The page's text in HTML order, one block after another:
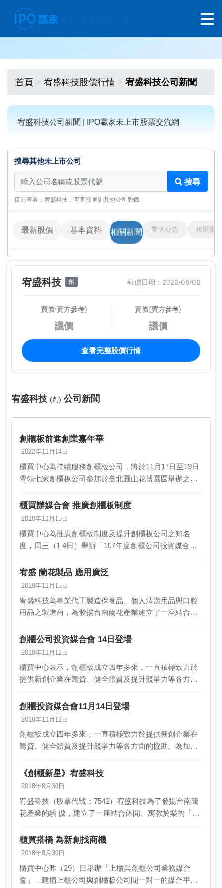
首頁 宥盛科技股價行情 宥盛科技公司新聞
宥盛科技公司新聞 | IPO贏家未上市股票交流網
搜尋其他未上市公司
搜尋其他未上市公司
搜尋
目前查看：宥盛科技，可直接查詢其他公司股價
最新股價 基本資料 相關新聞 重大公告 相關影
宥盛科技 創 報價日期：2026/08/08
買價(賣方參考)
議價
賣價(買方參考)
議價
查看完整股價行情
宥盛科技 (創) 公司新聞
創櫃板前進創業嘉年華
2022年11月14日
櫃買中心為持續服務創櫃板公司，將於11月17日至19日
帶領七家創櫃板公司參加於臺北圓山花博園區舉辦之
創櫃板專屬展區，並安排諮詢服務…
櫃買辦媒合會 推廣創櫃板制度
2018年11月15日
櫃買中心為推廣創櫃板制度及提升創櫃板公司之知名
度，周三（1 4日）舉辦「107年度創櫃公司投資媒合
之「2018 Meet Taipei」創新創業嘉年…
宥盛 蘭花製品 應用廣泛
2018年11月15日
宥盛科技為專業代工製造保養品、個人清潔用品與口腔
用品之製造商，為發揚台南蘭花產業建立了一座結合休
展售「蘭花」相關的文化知識與商品。宥盛科技一路走
來，以…
創櫃公司投資媒合會 14日登場
2018年11月12日
櫃買中心表示，創櫃板成立四年多來，一直積極致力於
提供新創企業在籌資、健全體質及提升競爭力等各方面
買中心11樓多功能資訊媒體區舉辦「107年度創櫃公…
創櫃投資媒合會11月14日登場
2018年11月12日
創櫃板成立四年多來，一直積極致力於提供新創企業在
籌資、健全體質及提升競爭力等各方面的協助。為加速
中心11樓多功能資訊媒體區舉辦「107年度創櫃公司投…
《創櫃新星》宥盛科技
2018年8月30日
宥盛科技（股票代號：7542）宥盛科技為了發揚台南蘭
花產業的驕 傲，建立了一座結合休閒、寓教於樂的「蘭
文化知識與商品。一路走來，以「天然 」為本；「…
櫃買搭橋 為新創找商機
2018年8月30日
櫃買中心昨（29）日舉辦「上櫃與創櫃公司業務媒合
會」，建構上櫃公司與創櫃板公司間一對一的媒合平